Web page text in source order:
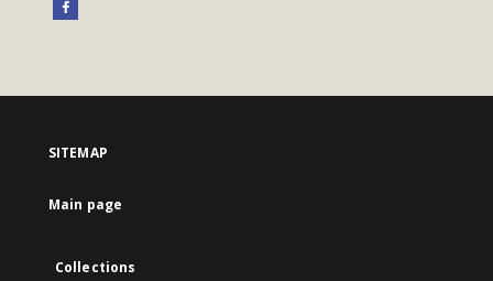
SITEMAP
Main page
Collections